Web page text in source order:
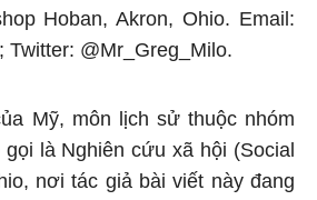
Hoban, Akron, Ohio. Email:
Twitter: @Mr_Greg_Milo.
Mỹ, môn lịch sử thuộc nhóm
là Nghiên cứu xã hội (Social
nơi tác giả bài viết này đang